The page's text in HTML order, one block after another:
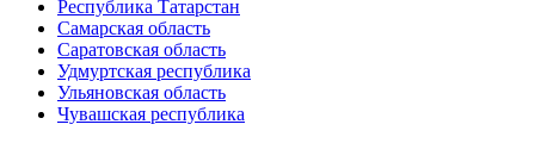
Республика Татарстан
Самарская область
Саратовская область
Удмуртская республика
Ульяновская область
Чувашская республика